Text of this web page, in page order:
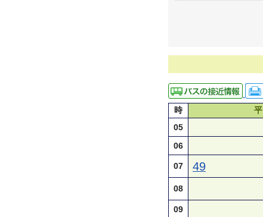
時
05
06
07 49
08
09